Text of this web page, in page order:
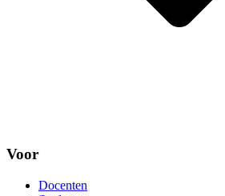
Voor
Docenten